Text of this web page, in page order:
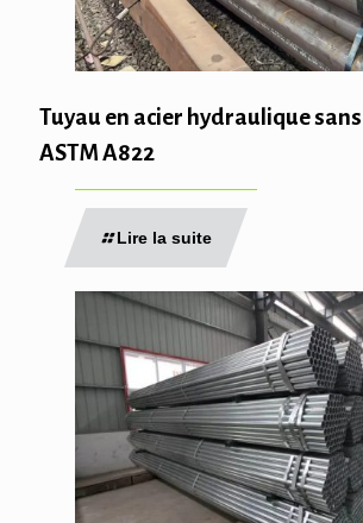
Tuyau en acier hydraulique
ASTM A822
Lire la suite